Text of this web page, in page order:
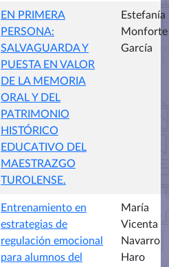
EN PRIMERA
PERSONA:
SALVAGUARDA Y
PUESTA EN VALOR
DE LA MEMORIA
ORAL Y DEL
PATRIMONIO
HISTÓRICO
EDUCATIVO DEL
MAESTRAZGO
TUROLENSE.
Estefanía
Monforte
García
Entrenamiento en
estrategias de
regulación emocional
para alumnos del
María
Vicenta
Navarro
Haro